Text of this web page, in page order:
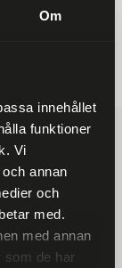
Om
innehållet
funktioner
Vi
annan
och
med.
med annan
som de har